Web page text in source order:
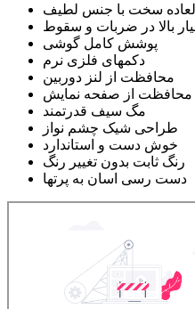
سخت با جنس لطیف
بالا در ضربات و سقوط
پوشش کامل گوشی
دکمهای فلزی نرم
محافظت از لنز دوربین
محافظت از صفحه نمایش
مگ سیف قدرتمند
طراحی شیک چشم نواز
خوش دست و استاندارد
رنگ ثابت بدون تغییر رنگ
دست رسی اسان به پرتها